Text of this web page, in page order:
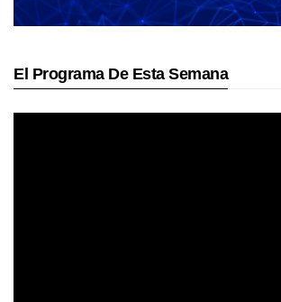
El Programa De Esta Semana